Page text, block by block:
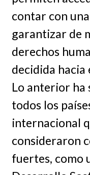
contar con
garantizar de
derechos
decidida
Lo anterior ha
todos los
internacional
consideraron
fuertes, como